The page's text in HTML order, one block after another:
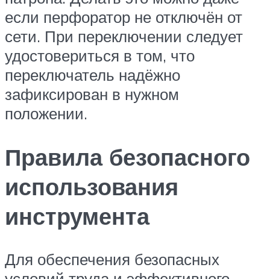
если перфоратор не отключён от
сети. При переключении следует
удостовериться в том, что
переключатель надёжно
зафиксирован в нужном
положении.
Правила безопасного
использования
инструмента
Для обеспечения безопасных